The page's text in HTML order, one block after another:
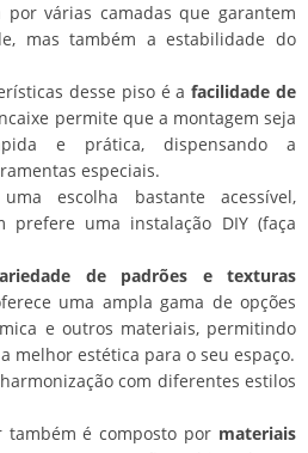
várias camadas que garantem
mas também a estabilidade do
desse piso é afacilidade de
permite que a montagem seja
e prática, dispensando a
especiais.
escolha bastante acessível,
prefere uma instalação DIY (faça
de padrões e texturas
uma ampla gama de opções
e outros materiais, permitindo
melhor estética para o seu espaço.
com diferentes estilos
também é composto por materiais